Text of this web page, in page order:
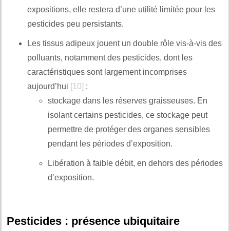
expositions, elle restera d’une utilité limitée pour les
pesticides peu persistants.
Les tissus adipeux jouent un double rôle vis-à-vis des
polluants, notamment des pesticides, dont les
caractéristiques sont largement incomprises
aujourd’hui [10] :
stockage dans les réserves graisseuses. En
isolant certains pesticides, ce stockage peut
permettre de protéger des organes sensibles
pendant les périodes d’exposition.
Libération à faible débit, en dehors des périodes
d’exposition.
Pesticides : présence ubiquitaire